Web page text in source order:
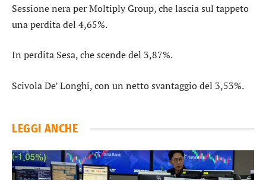
Sessione nera perMoltiply Group, che lascia sul tappeto
una perdita del 4,65%.
In perdita Sesa, che scende del 3,87%.
ScivolaDe’ Longhi, con un netto svantaggio del 3,53%.
LEGGI ANCHE